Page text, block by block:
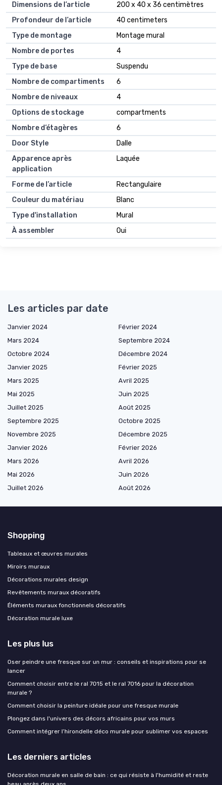
Dimensions de l’article
200 x 40 x 36 centimètres
Profondeur de l’article
40 centimeters
Type de montage
Montage mural
Nombre de portes
4
Type de base
Suspendu
Nombre de compartiments
6
Nombre de niveaux
4
Options de stockage
compartments
Nombre d’étagères
6
Door Style
Dalle
Apparence après
application
Laquée
Forme de l’article
Rectangulaire
Couleur du matériau
Blanc
Type d'installation
Mural
À assembler
Oui
Les articles par date
Janvier 2024
Février 2024
Mars 2024
Septembre 2024
Octobre 2024
Décembre 2024
Janvier 2025
Février 2025
Mars 2025
Avril 2025
Mai 2025
Juin 2025
Juillet 2025
Août 2025
Septembre 2025
Octobre 2025
Novembre 2025
Décembre 2025
Janvier 2026
Février 2026
Mars 2026
Avril 2026
Mai 2026
Juin 2026
Juillet 2026
Août 2026
Shopping
Tableaux et œuvres murales
Miroirs muraux
Décorations murales design
Revêtements muraux décoratifs
Éléments muraux fonctionnels décoratifs
Décoration murale luxe
Les plus lus
Oser peindre une fresque sur un mur : conseils et inspirations pour se
lancer
Comment choisir entre le ral 7015 et le ral 7016 pour la décoration
murale ?
Comment choisir la peinture idéale pour une fresque murale
Plongez dans l'univers des décors africains pour vos murs
Comment intégrer l’hirondelle déco murale pour sublimer vos espaces
Les derniers articles
Décoration murale en salle de bain : ce qui résiste à l'humidité et reste